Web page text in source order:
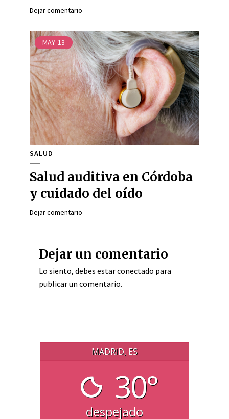
Dejar comentario
MAY 13
SALUD
Salud auditiva en Córdoba
y cuidado del oído
Dejar comentario
Dejar un comentario
Lo siento, debes estarconectado para
publicar un comentario.
MADRID, ES
30°
despejado